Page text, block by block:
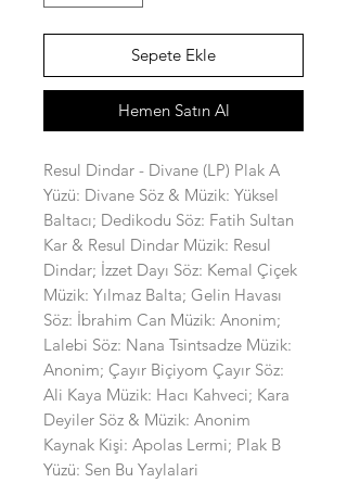
Sepete Ekle
Hemen Satın Al
Resul Dindar - Divane (LP) Plak A
Yüzü: Divane Söz & Müzik: Yüksel
Baltacı; Dedikodu Söz: Fatih Sultan
Kar & Resul Dindar Müzik: Resul
Dindar; İzzet Dayı Söz: Kemal Çiçek
Müzik: Yılmaz Balta; Gelin Havası
Söz: İbrahim Can Müzik: Anonim;
Lalebi Söz: Nana Tsintsadze Müzik:
Anonim; Çayır Biçiyom Çayır Söz:
Ali Kaya Müzik: Hacı Kahveci; Kara
Deyiler Söz & Müzik: Anonim
Kaynak Kişi: Apolas Lermi; Plak B
Yüzü: Sen Bu Yaylalari